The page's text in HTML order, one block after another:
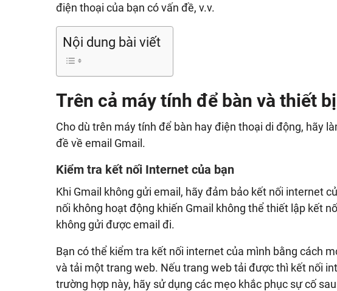
điện thoại của bạn có vấn đề, v.v.
Nội dung bài viết
Trên cả máy tính để bàn và thiết
Cho dù trên máy tính để bàn hay điện thoại di động, hãy
đề về email Gmail.
Kiểm tra kết nối Internet của bạn
Khi Gmail không gửi email, hãy đảm bảo kết nối internet
nối không hoạt động khiến Gmail không thể thiết lập kết
không gửi được email đi.
Bạn có thể kiểm tra kết nối internet của mình bằng cách
và tải một trang web. Nếu trang web tải được thì kết nối
trường hợp này, hãy sử dụng các mẹo khắc phục sự cố